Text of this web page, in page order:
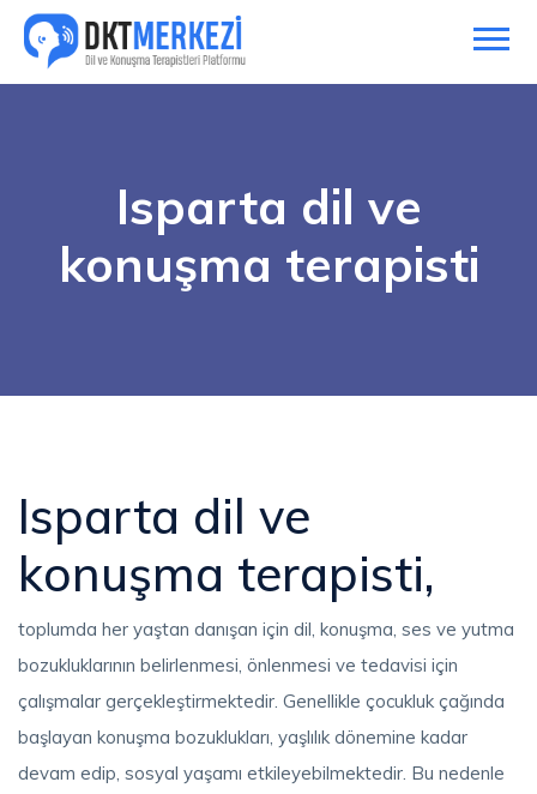
Isparta dil ve
konuşma terapisti
Isparta dil ve
konuşma terapisti,
toplumda her yaştan danışan için dil, konuşma, ses ve yutma
bozukluklarının belirlenmesi, önlenmesi ve tedavisi için
çalışmalar gerçekleştirmektedir. Genellikle çocukluk çağında
başlayan konuşma bozuklukları, yaşlılık dönemine kadar
devam edip, sosyal yaşamı etkileyebilmektedir. Bu nedenle